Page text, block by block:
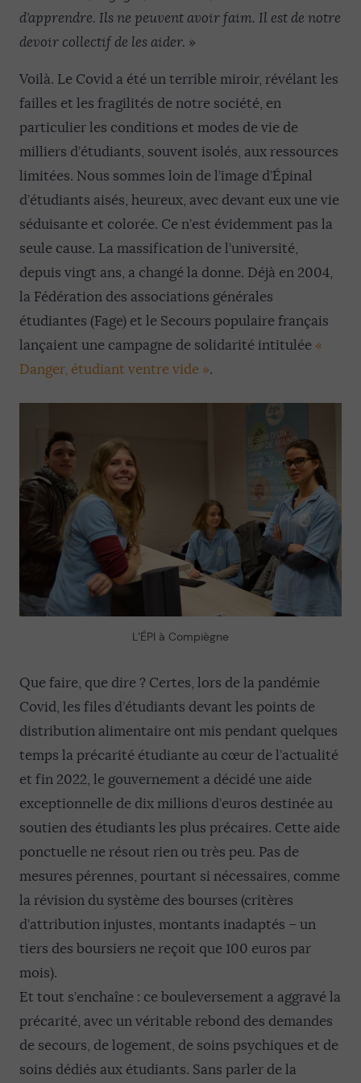
d’apprendre. Ils ne peuvent avoir faim. Il est de notre
devoir collectif de les aider. »
Voilà. Le Covid a été un terrible miroir, révélant les
failles et les fragilités de notre société, en
particulier les conditions et modes de vie de
milliers d’étudiants, souvent isolés, aux ressources
limitées. Nous sommes loin de l’image d’Épinal
d’étudiants aisés, heureux, avec devant eux une vie
séduisante et colorée. Ce n’est évidemment pas la
seule cause. La massification de l’université,
depuis vingt ans, a changé la donne. Déjà en 2004,
la Fédération des associations générales
étudiantes (Fage) et le Secours populaire français
lançaient une campagne de solidarité intitulée «
Danger, étudiant ventre vide ».
L’ÉPI à Compiègne
Que faire, que dire ? Certes, lors de la pandémie
Covid, les files d’étudiants devant les points de
distribution alimentaire ont mis pendant quelques
temps la précarité étudiante au cœur de l’actualité
et fin 2022, le gouvernement a décidé une aide
exceptionnelle de dix millions d’euros destinée au
soutien des étudiants les plus précaires. Cette aide
ponctuelle ne résout rien ou très peu. Pas de
mesures pérennes, pourtant si nécessaires, comme
la révision du système des bourses (critères
d’attribution injustes, montants inadaptés – un
tiers des boursiers ne reçoit que 100 euros par
mois).
Et tout s’enchaîne : ce bouleversement a aggravé la
précarité, avec un véritable rebond des demandes
de secours, de logement, de soins psychiques et de
soins dédiés aux étudiants. Sans parler de la